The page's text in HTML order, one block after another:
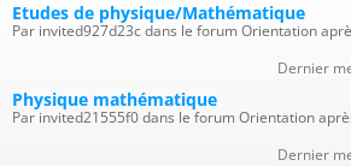
Etudes de physique/Mathématique
Par invited927d23c dans le forum Orientation
Dernier
Physique mathématique
Par invited21555f0 dans le forum Orientation
Dernier